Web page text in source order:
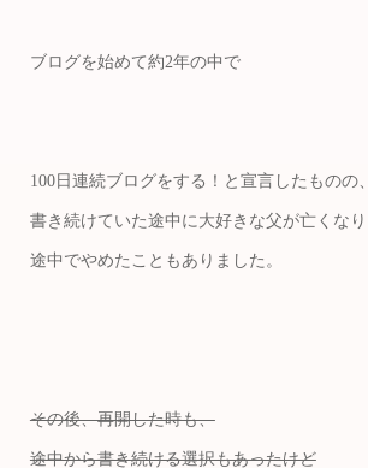
ブログを始めて約2年の中で
100日連続ブログをする！と宣言したものの、
書き続けていた途中に大好きな父が亡くなり
途中でやめたこともありました。
その後、再開した時も、
途中から書き続ける選択もあったけど